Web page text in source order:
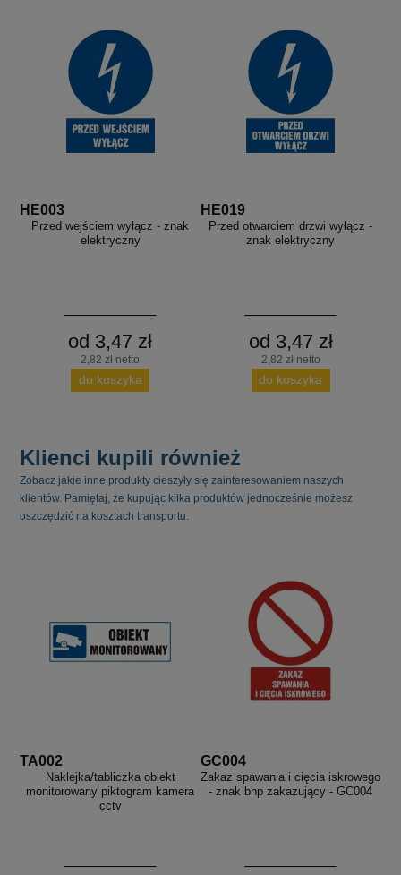
HE003
Przed wejściem wyłącz - znak
elektryczny
od 3,47 zł
2,82 zł netto
do koszyka
HE019
Przed otwarciem drzwi wyłącz -
znak elektryczny
od 3,47 zł
2,82 zł netto
do koszyka
Klienci kupili również
Zobacz jakie inne produkty cieszyły się zainteresowaniem naszych
klientów. Pamiętaj, że kupując kilka produktów jednocześnie możesz
oszczędzić na kosztach transportu.
TA002
Naklejka/tabliczka obiekt
monitorowany piktogram kamera
cctv
GC004
Zakaz spawania i cięcia iskrowego
- znak bhp zakazujący - GC004